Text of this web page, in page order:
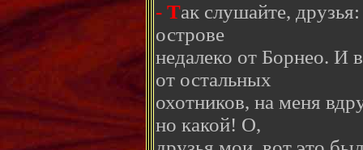
- Так слушайте,
острове
недалеко от Борнео. И
от остальных
охотников, на меня
но какой! О,